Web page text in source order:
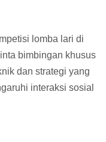
lomba lari di
bimbingan khusus
dan strategi yang
interaksi sosial